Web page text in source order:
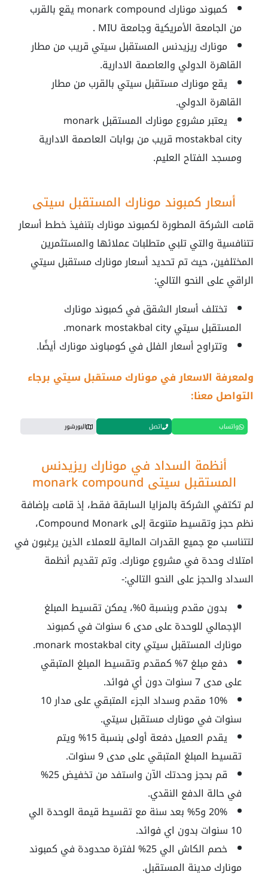
كمبوند مونارك monark compoundيقع بالقرب
من الجامعة الأمريكية وجامعة MIU .
مونارك ريزيدنس المستقبل سيتي قريب من مطار
القاهرة الدولي والعاصمة الادارية.
يقع مونارك مستقبل سيتي بالقرب من مطار
القاهرة الدولي.
يعتبر
مشروع مونارك المستقبل monark
mostakbal city قريب من بوابات العاصمة الادارية
ومسجد الفتاح العليم.
أسعار كمبوند مونارك المستقبل سيتي
قامت الشركة المطورة لكمبوند مونارك بتنفيذ خطط أسعار
تتنافسية والتي تلبي متطلبات عملائها والمستثمرين
المختلفين، حيث تم تحديد أسعارمونارك مستقبل سيتي
الراقي على النحو التالي:
تختلف أسعار الشقق في كمبوند مونارك
المستقبل سيتيmonark mostakbal city
.
وتتراوح أسعار الفلل في كومباوند مونارك أيضًا.
ولمعرفة الاسعار في مونارك مستقبل سيتي برجاء
التواصل معنا:
واتساب اتصل البورشور
أنظمة السداد في مونارك ريزيدنس
المستقبل سيتي
لم تكتفي الشركة بالمزايا السابقة فقط، إذ قامت بإضافة
نظم حجز وتقسيط متنوعة إلى Compound Monark،
لتتناسب مع جميع القدرات المالية للعملاء الذين يرغبون في
امتلاك وحدة في مشروع مونارك. وتم تقديم أنظمة
السداد والحجز على النحو التالي:-
بدون مقدم وبنسبة 0%، يمكن تقسيط المبلغ
الإجمالي للوحدة على مدى 6 سنوات في كمبوند
مونارك المستقبل سيتيmonark mostakbal city
.
دفع مبلغ 7% كمقدم وتقسيط المبلغ المتبقي
على مدى 7 سنوات دون أي فوائد.
10% مقدم وسداد الجزء المتبقي على مدار 10
سنوات في مونارك مستقبل سيتي.
يقدم العميل دفعة أولى بنسبة 15% ويتم
تقسيط المبلغ المتبقي على مدى 9 سنوات.
قم بحجز وحدتك الآن واستفد من تخفيض 25%
في حالة الدفع النقدي.
20% و5% بعد سنة مع تقسيط قيمة الوحدة الي
10 سنوات بدون اي فوائد.
خصم الكاش الي 25% لفترة محدودة في
كمبوند
مونارك مدينة المستقبل.